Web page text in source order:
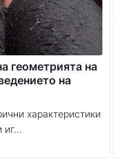
геометрията на
на
характеристики
иг...